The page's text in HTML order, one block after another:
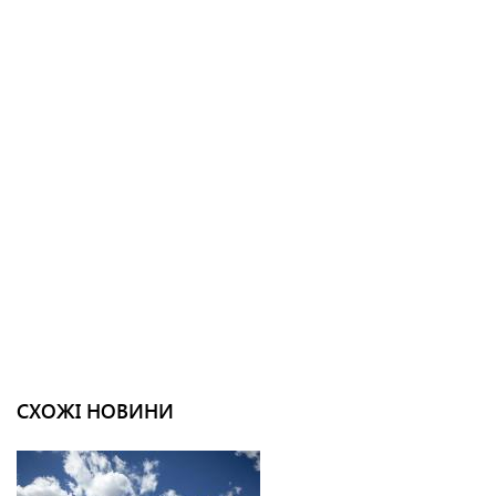
СХОЖІ НОВИНИ